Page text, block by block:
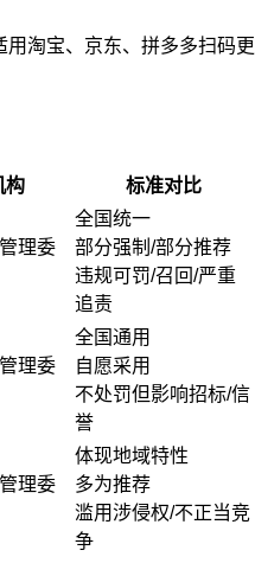
淘宝、京东、拼多多扫码更
构 标准对比
理委
全国统一
部分强制/部分推荐
违规可罚/召回/严重
追责
理委
全国通用
自愿采用
不处罚但影响招标/信
誉
理委
体现地域特性
多为推荐
滥用涉侵权/不正当竞
争